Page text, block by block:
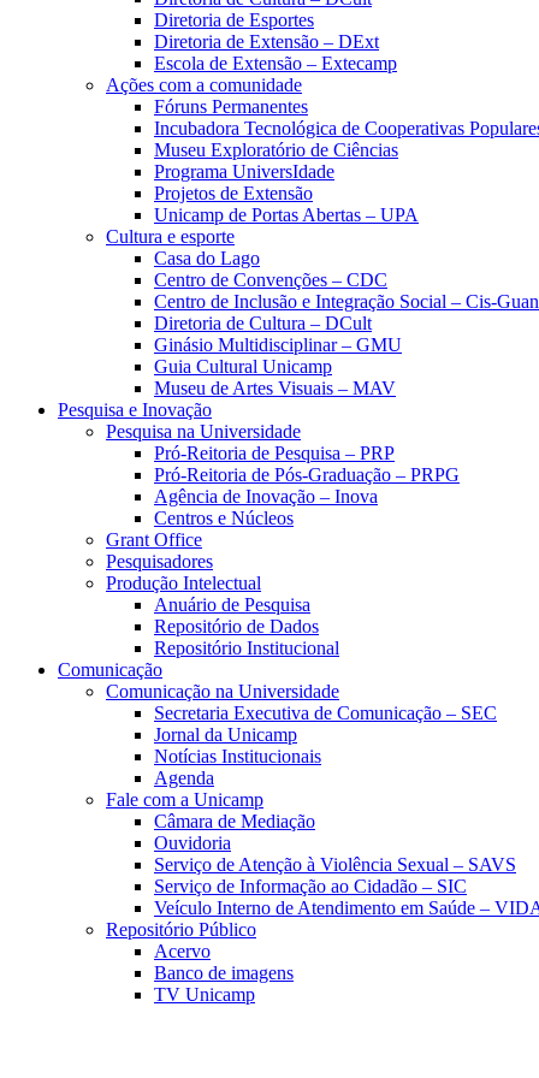
Diretoria de Esportes
Diretoria de Extensão – DExt
Escola de Extensão – Extecamp
Ações com a comunidade
Fóruns Permanentes
Incubadora Tecnológica de Cooperativas
Museu Exploratório de Ciências
Programa UniversIdade
Projetos de Extensão
Unicamp de Portas Abertas – UPA
Cultura e esporte
Casa do Lago
Centro de Convenções – CDC
Centro de Inclusão e Integração Social – Cis-
Diretoria de Cultura – DCult
Ginásio Multidisciplinar – GMU
Guia Cultural Unicamp
Museu de Artes Visuais – MAV
Pesquisa e Inovação
Pesquisa na Universidade
Pró-Reitoria de Pesquisa – PRP
Pró-Reitoria de Pós-Graduação – PRPG
Agência de Inovação – Inova
Centros e Núcleos
Grant Office
Pesquisadores
Produção Intelectual
Anuário de Pesquisa
Repositório de Dados
Repositório Institucional
Comunicação
Comunicação na Universidade
Secretaria Executiva de Comunicação – SEC
Jornal da Unicamp
Notícias Institucionais
Agenda
Fale com a Unicamp
Câmara de Mediação
Ouvidoria
Serviço de Atenção à Violência Sexual – SAVS
Serviço de Informação ao Cidadão – SIC
Veículo Interno de Atendimento em Saúde –
Repositório Público
Acervo
Banco de imagens
TV Unicamp